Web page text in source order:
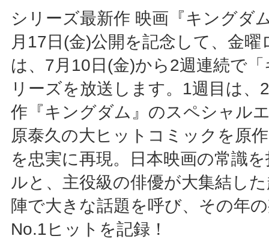
シリーズ最新作 映画『キングダ
月17日(金)公開を記念して、金
は、7月10日(金)から2週連続で
リーズを放送します。1週目は、
作『キングダム』のスペシャル
原泰久の大ヒットコミックを原
を忠実に再現。日本映画の常識
ルと、主役級の俳優が大集結し
陣で大きな話題を呼び、その年
No.1ヒットを記録！